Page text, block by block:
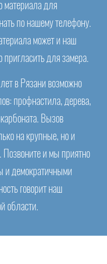
материала для
по нашему телефону.
может и наш
пригласить для замера.
в Рязани возможно
профнастила, дерева,
Вызов
на крупные, но и
и мы приятно
и демократичными
говорит наш
области.